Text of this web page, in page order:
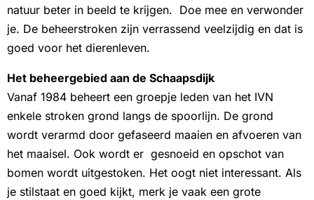
natuur beter in beeld te krijgen. Doe mee en verwonder
je. De beheerstroken zijn verrassend veelzijdig en dat is
goed voor het dierenleven.
Het beheergebied aan de Schaapsdijk
Vanaf 1984 beheert een groepje leden van het IVN
enkele stroken grond langs de spoorlijn. De grond
wordt verarmd door gefaseerd maaien en afvoeren van
het maaisel. Ook wordt er gesnoeid en opschot van
bomen wordt uitgestoken. Het oogt niet interessant. Als
je stilstaat en goed kijkt, merk je vaak een grote